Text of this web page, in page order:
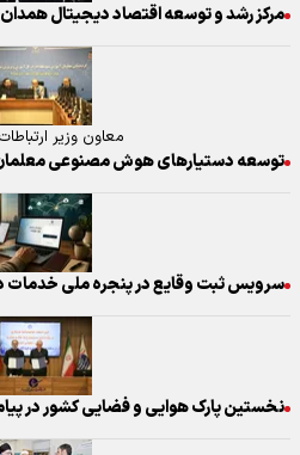
مرکز رشد و توسعه اقتصاد دیجیتال همدان
معاون وزیر
توسعه دستیار‌های هوش مصنوعی معلمان
سرویس ثبت وقایع در پنجره ملی خدمات
نخستین پارک هوایی و فضایی کشور در